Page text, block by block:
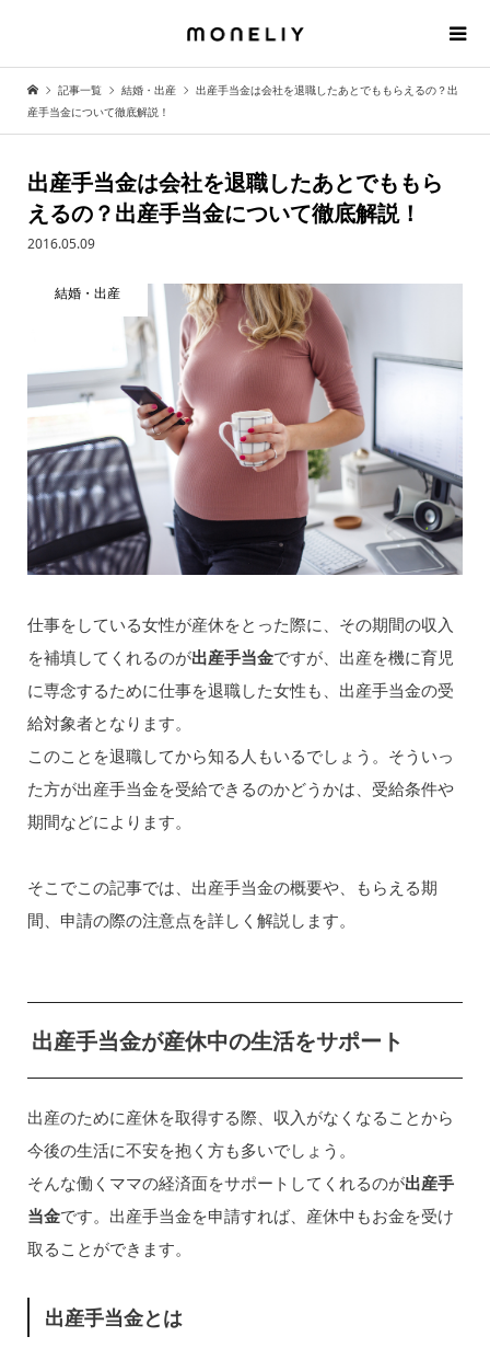
記事一覧 結婚・出産
出産手当金は会社を退職したあとでももらえるの？出
産手当金について徹底解説！
出産手当金は会社を退職したあとでももら
えるの？出産手当金について徹底解説！
2016.05.09
結婚・出産
仕事をしている女性が産休をとった際に、その期間の収入
を補填してくれるのが出産手当金ですが、出産を機に育児
に専念するために仕事を退職した女性も、出産手当金の受
給対象者となります。
このことを退職してから知る人もいるでしょう。そういっ
た方が出産手当金を受給できるのかどうかは、受給条件や
期間などによります。
そこでこの記事では、出産手当金の概要や、もらえる期
間、申請の際の注意点を詳しく解説します。
出産手当金が産休中の生活をサポート
出産のために産休を取得する際、収入がなくなることから
今後の生活に不安を抱く方も多いでしょう。
そんな働くママの経済面をサポートしてくれるのが出産手
当金です。出産手当金を申請すれば、産休中もお金を受け
取ることができます。
出産手当金とは